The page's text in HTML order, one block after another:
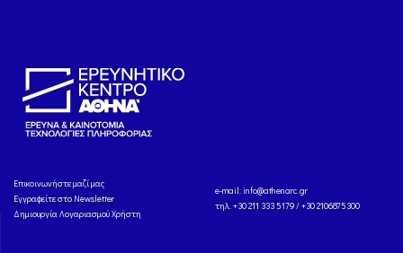
Eπικοινωνήστε μαζί μας
Εγγραφείτε στο Newsletter
Δημιουργία Λογαριασμού Χρήστη
e-mail: info@athenarc.gr
τηλ. +30 211 333 5179 / +30 2106875300